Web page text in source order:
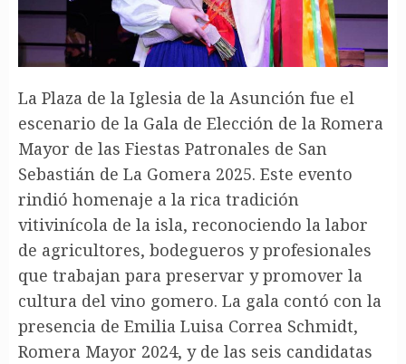
La Plaza de la Iglesia de la Asunción fue el
escenario de la Gala de Elección de la Romera
Mayor de las Fiestas Patronales de San
Sebastián de La Gomera 2025. Este evento
rindió homenaje a la rica tradición
vitivinícola de la isla, reconociendo la labor
de agricultores, bodegueros y profesionales
que trabajan para preservar y promover la
cultura del vino gomero. La gala contó con la
presencia de Emilia Luisa Correa Schmidt,
Romera Mayor 2024, y de las seis candidatas